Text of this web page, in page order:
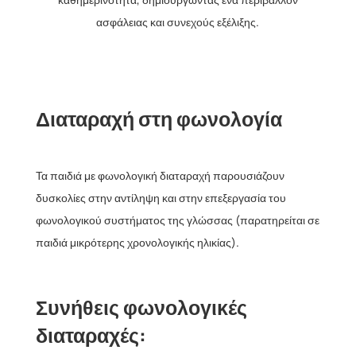
ασφάλειας και συνεχούς εξέλιξης.
Διαταραχή στη φωνολογία
Τα παιδιά με φωνολογική διαταραχή παρουσιάζουν
δυσκολίες στην αντίληψη και στην επεξεργασία του
φωνολογικού συστήματος της γλώσσας (παρατηρείται σε
παιδιά μικρότερης χρονολογικής ηλικίας).
Συνήθεις φωνολογικές
διαταραχές: